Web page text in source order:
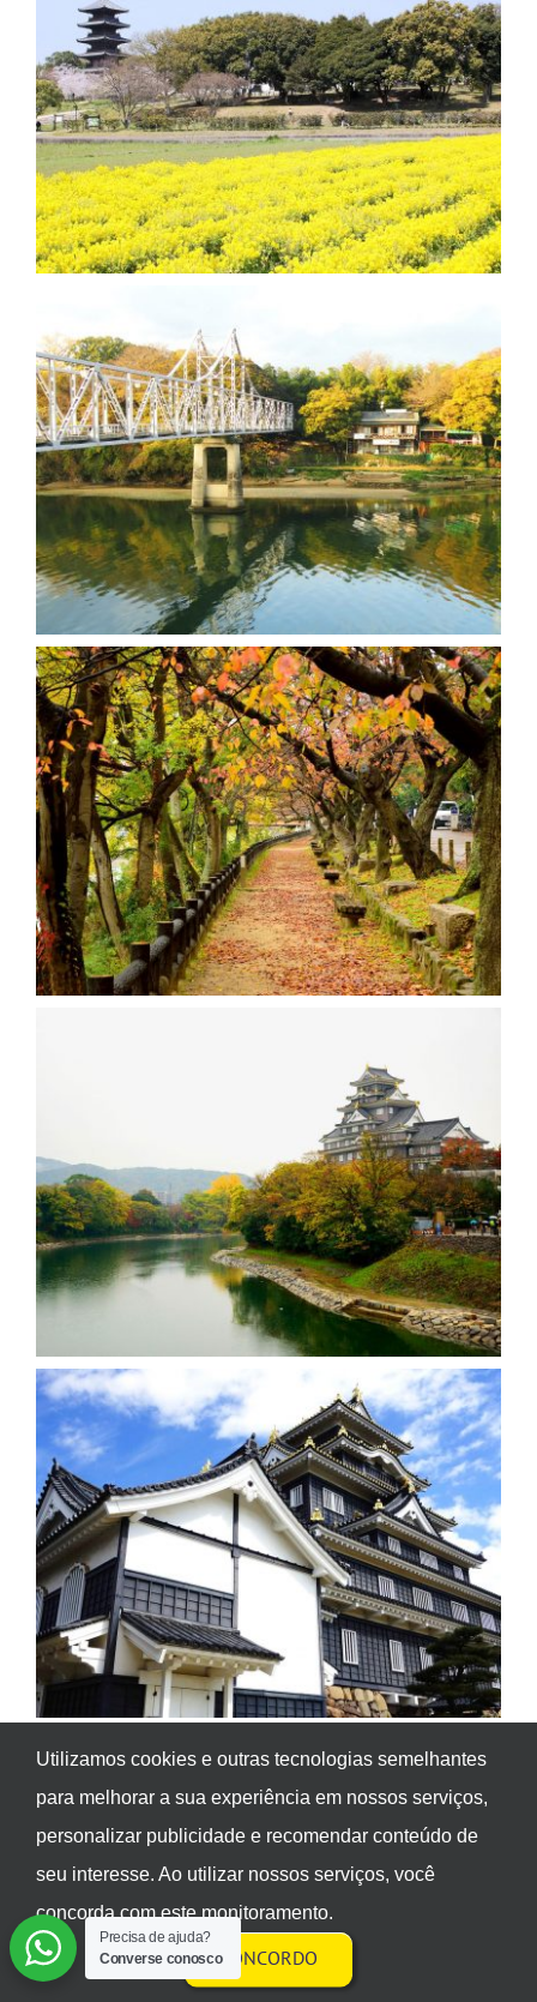
Precisa de ajuda?
Converse conosco
Utilizamos cookies e outras tecnologias semelhantes
para melhorar a sua experiência em nossos serviços,
personalizar publicidade e recomendar conteúdo de
seu interesse. Ao utilizar nossos serviços, você
concorda com este monitoramento.
CONCORDO